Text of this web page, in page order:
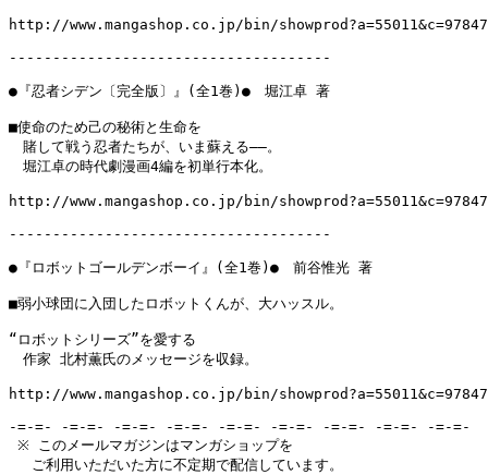
http://www.mangashop.co.jp/bin/
-------------------------------------
●『忍者シデン〔完全版〕』(全1巻)●　堀江卓 著
■使命のため己の秘術と生命を
賭して戦う忍者たちが、いま蘇える――。
堀江卓の時代劇漫画4編を初単行本化。
http://www.mangashop.co.jp/bin/
-------------------------------------
●『ロボットゴールデンボーイ』(全1巻)●　前谷惟光 著
■弱小球団に入団したロボットくんが、大ハッスル。
“ロボットシリーズ”を愛する
作家 北村薫氏のメッセージを収録。
http://www.mangashop.co.jp/bin/
-=-=- -=-=- -=-=- -=-=- -=-=- -=-=- -=-=- -=-=- -=-=-
※ このメールマガジンはマンガショップを
ご利用いただいた方に不定期で配信しています。